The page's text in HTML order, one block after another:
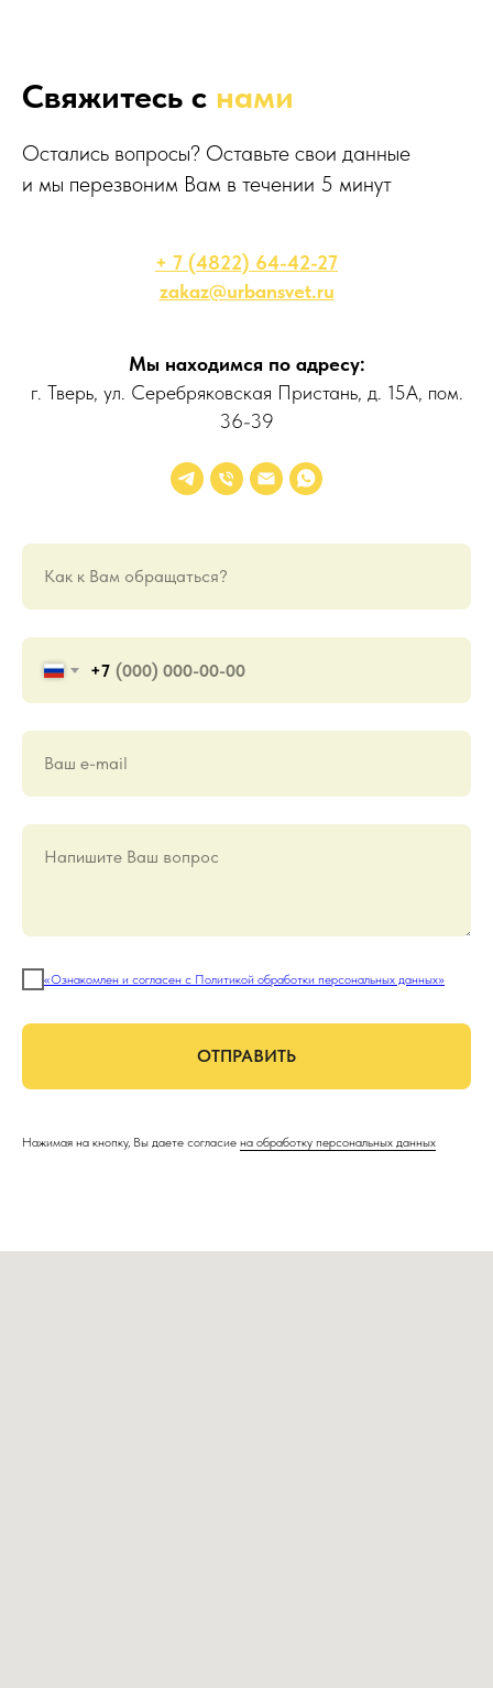
Свяжитесь с нами
Остались вопросы? Оставьте свои данные
и мы перезвоним Вам в течении 5 минут
+ 7 (4822) 64-42-27
zakaz@urbansvet.ru
Мы находимся по адресу:
г. Тверь, ул. Серебряковская Пристань, д. 15А, пом.
36-39
Как к Вам обращаться?
+7
Ваш е-mail
Напишите Ваш вопрос
«Ознакомлен и согласен с Политикой обработки персональных данных»
ОТПРАВИТЬ
Нажимая на кнопку, Вы даете согласие на обработку персональных данных